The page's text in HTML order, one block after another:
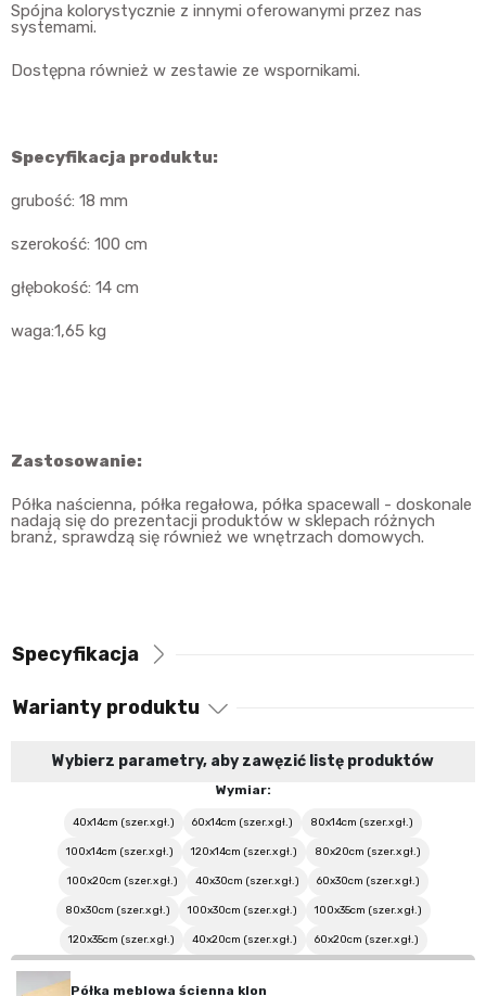
Spójna kolorystycznie z innymi oferowanymi przez nas
systemami.
Dostępna również w zestawie ze wspornikami.
Specyfikacja produktu:
grubość: 18 mm
szerokość: 100 cm
głębokość: 14 cm
waga:1,65 kg
Zastosowanie:
Półka naścienna, półka regałowa, półka spacewall - doskonale
nadają się do prezentacji produktów w sklepach różnych
branż, sprawdzą się również we wnętrzach domowych.
Specyfikacja
Warianty produktu
Wybierz parametry, aby zawęzić listę produktów
Wymiar:
40x14cm (szer.x gł.) 60x14cm (szer.x gł.) 80x14cm (szer.x gł.)
100x14cm (szer.x gł.) 120x14cm (szer.x gł.) 80x20cm (szer.x gł.)
100x20cm (szer.x gł.) 40x30cm (szer.x gł.) 60x30cm (szer.x gł.)
80x30cm (szer.x gł.) 100x30cm (szer.x gł.) 100x35cm (szer.x gł.)
120x35cm (szer.x gł.) 40x20cm (szer.x gł.) 60x20cm (szer.x gł.)
Półka meblowa ścienna klon